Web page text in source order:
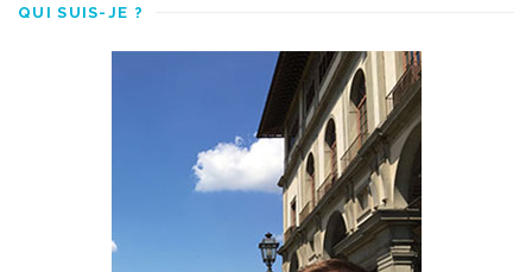
QUI SUIS-JE ?